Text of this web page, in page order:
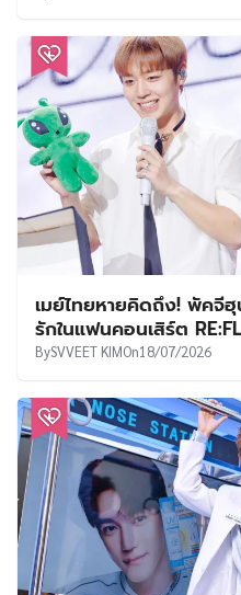
เมย์ไทยหายคิดถึง! พัคจีฮุ
รักในแฟนคอนเสิร์ต
BySVVEET KIMOn18/07/2026